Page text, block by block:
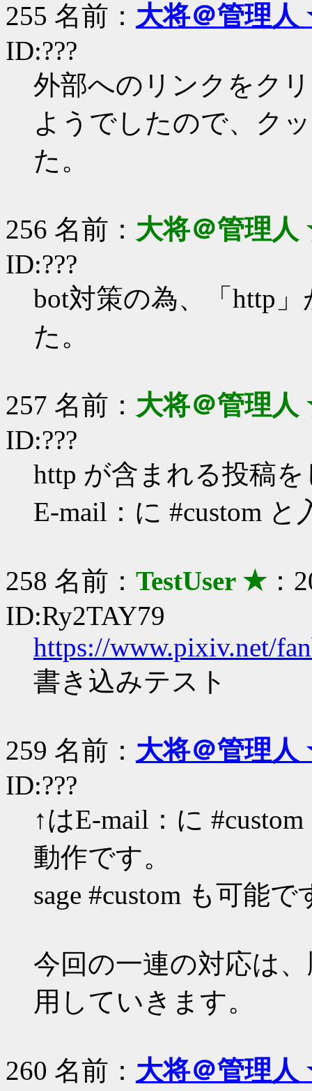
255 名前： 大将＠管理
ID:???
外部へのリンクをク
ようでしたので、ク
た。
256 名前： 大将＠管理
ID:???
bot対策の為、「http
た。
257 名前： 大将＠管理
ID:???
http が含まれる投稿
E-mail：に #custom
258 名前： TestUser ★：
ID:Ry2TAY79
https://www.pixiv.net/
書き込みテスト
259 名前： 大将＠管理
ID:???
↑はE-mail：に
動作です。
sage #custom も可能で
今回の一連の対応は
用していきます。
260 名前： 大将＠管理